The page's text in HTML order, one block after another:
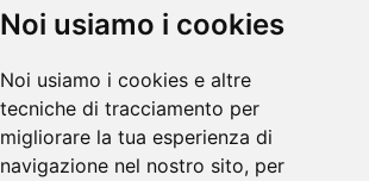
Noi usiamo i cookies
Noi usiamo i cookies e altre
tecniche di tracciamento per
migliorare la tua esperienza di
navigazione nel nostro sito, per
tutti i cookie di questa Board?